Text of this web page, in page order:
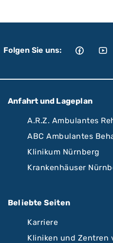
Folgen Sie uns:
Anfahrt und Lageplan
A.R.Z. Ambulantes
ABC Ambulantes
Klinikum Nürnberg
Krankenhäuser
Beliebte Seiten
Karriere
Kliniken und Zentren